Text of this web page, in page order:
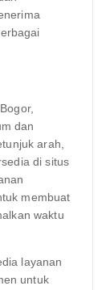
dan
arah,
di situs
membuat
waktu
layanan
untuk